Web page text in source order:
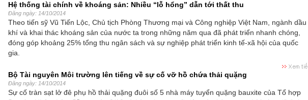
Hệ thống tài chính về khoáng sản: Nhiều “lỗ hổng” dẫn tới thất thu
Đăng ngày: 14/10/2014
Theo tiến sỹ Vũ Tiến Lộc, Chủ tịch Phòng Thương mại và Công nghiệp Việt Nam, ngành dầu
khí và khai thác khoáng sản của nước ta trong những năm qua đã phát triển nhanh chóng,
đóng góp khoảng 25% tổng thu ngân sách và sự nghiệp phát triển kinh tế-xã hội của quốc
gia.
Bộ Tài nguyên Môi trường lên tiếng về sự cố vỡ hồ chứa thải quặng
Đăng ngày: 14/10/2014
Sự cố tràn sạt lở đê phụ hồ thải quặng đuôi số 5 nhà máy tuyển quặng bauxite của Tổ hợp